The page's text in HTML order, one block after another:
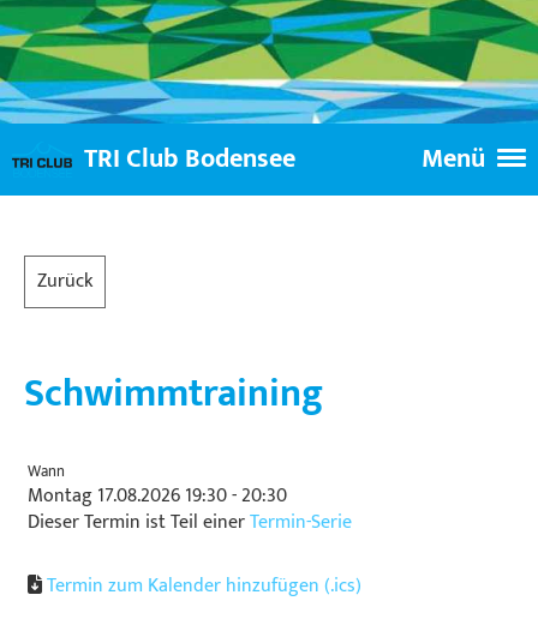
Menü
TRI Club Bodensee
Zurück
Schwimmtraining
Wann
Montag 17.08.2026 19:30 - 20:30
Dieser Termin ist Teil einerTermin-Serie
Termin zum Kalender hinzufügen (.ics)